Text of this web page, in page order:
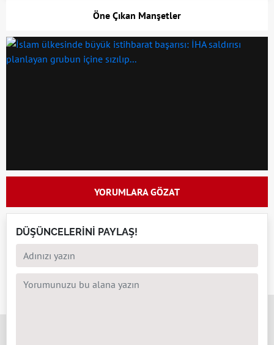
Öne Çıkan Manşetler
YORUMLARA GÖZAT
DÜŞÜNCELERİNİ PAYLAŞ!